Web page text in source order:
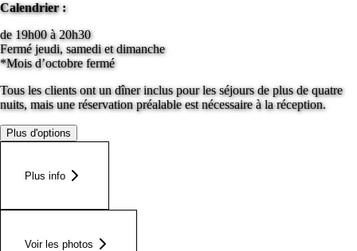
Calendrier :
de 19h00 à 20h30
Fermé jeudi, samedi et dimanche
*Mois d’octobre fermé
Tous les clients ont un dîner inclus pour les séjours de plus de quatre
nuits, mais une réservation préalable est nécessaire à la réception.
Plus d'options
Plus info
Voir les photos